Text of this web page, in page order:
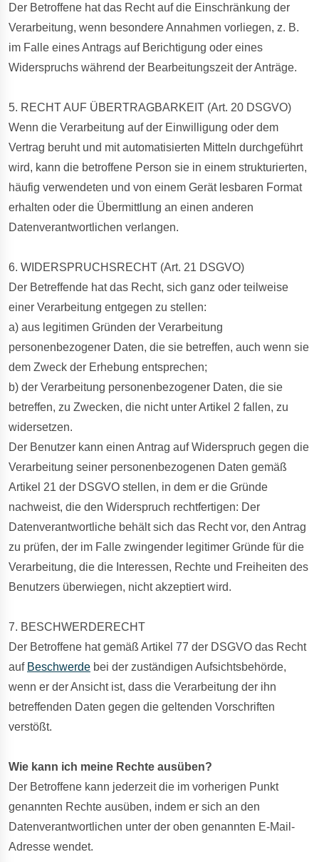
Der Betroffene hat das Recht auf die Einschränkung der
Verarbeitung, wenn besondere Annahmen vorliegen, z. B.
im Falle eines Antrags auf Berichtigung oder eines
Widerspruchs während der Bearbeitungszeit der Anträge.
5. RECHT AUF ÜBERTRAGBARKEIT (Art. 20 DSGVO)
Wenn die Verarbeitung auf der Einwilligung oder dem
Vertrag beruht und mit automatisierten Mitteln durchgeführt
wird, kann die betroffene Person sie in einem strukturierten,
häufig verwendeten und von einem Gerät lesbaren Format
erhalten oder die Übermittlung an einen anderen
Datenverantwortlichen verlangen.
6. WIDERSPRUCHSRECHT (Art. 21 DSGVO)
Der Betreffende hat das Recht, sich ganz oder teilweise
einer Verarbeitung entgegen zu stellen:
a) aus legitimen Gründen der Verarbeitung
personenbezogener Daten, die sie betreffen, auch wenn sie
dem Zweck der Erhebung entsprechen;
b) der Verarbeitung personenbezogener Daten, die sie
betreffen, zu Zwecken, die nicht unter Artikel 2 fallen, zu
widersetzen.
Der Benutzer kann einen Antrag auf Widerspruch gegen die
Verarbeitung seiner personenbezogenen Daten gemäß
Artikel 21 der DSGVO stellen, in dem er die Gründe
nachweist, die den Widerspruch rechtfertigen: Der
Datenverantwortliche behält sich das Recht vor, den Antrag
zu prüfen, der im Falle zwingender legitimer Gründe für die
Verarbeitung, die die Interessen, Rechte und Freiheiten des
Benutzers überwiegen, nicht akzeptiert wird.
7. BESCHWERDERECHT
Der Betroffene hat gemäß Artikel 77 der DSGVO das Recht
auf Beschwerde bei der zuständigen Aufsichtsbehörde,
wenn er der Ansicht ist, dass die Verarbeitung der ihn
betreffenden Daten gegen die geltenden Vorschriften
verstößt.
Wie kann ich meine Rechte ausüben?
Der Betroffene kann jederzeit die im vorherigen Punkt
genannten Rechte ausüben, indem er sich an den
Datenverantwortlichen unter der oben genannten E-Mail-
Adresse wendet.